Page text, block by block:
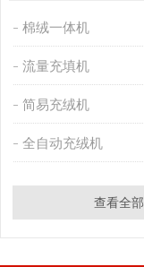
棉绒一体机
流量充填机
简易充绒机
全自动充绒机
查看全部